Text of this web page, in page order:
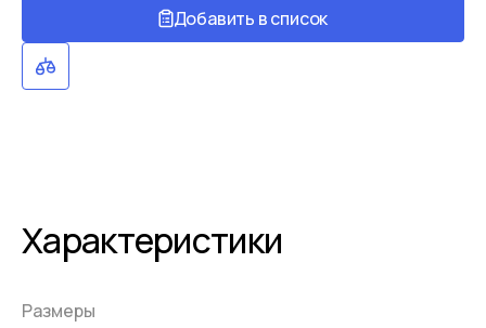
Добавить в список
Характеристики
Размеры